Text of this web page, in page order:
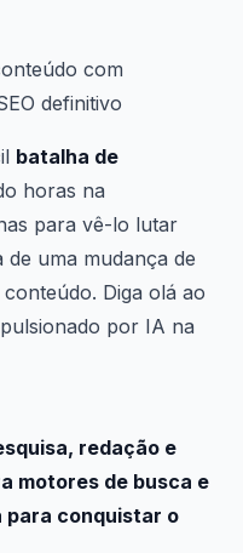
com
definitivo
batalha de
horas na
para vê-lo lutar
uma mudança de
Diga olá ao
por IA na
redação e
motores de busca e
para conquistar o